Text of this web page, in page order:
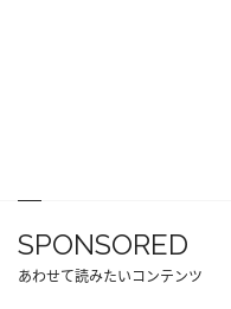
SPONSORED
あわせて読みたいコンテンツ